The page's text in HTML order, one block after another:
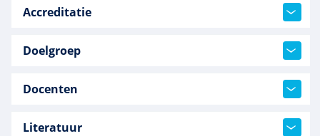
Accreditatie
Doelgroep
Docenten
Literatuur